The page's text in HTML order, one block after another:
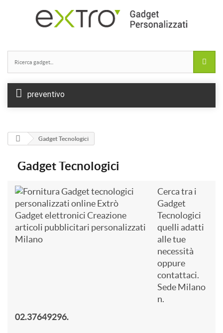
preventivo
Gadget Tecnologici
Gadget Tecnologici
Cerca tra i
Gadget
Tecnologici
quelli adatti
alle tue
necessità
oppure
contattaci.
Sede Milano
n.
02.37649296.